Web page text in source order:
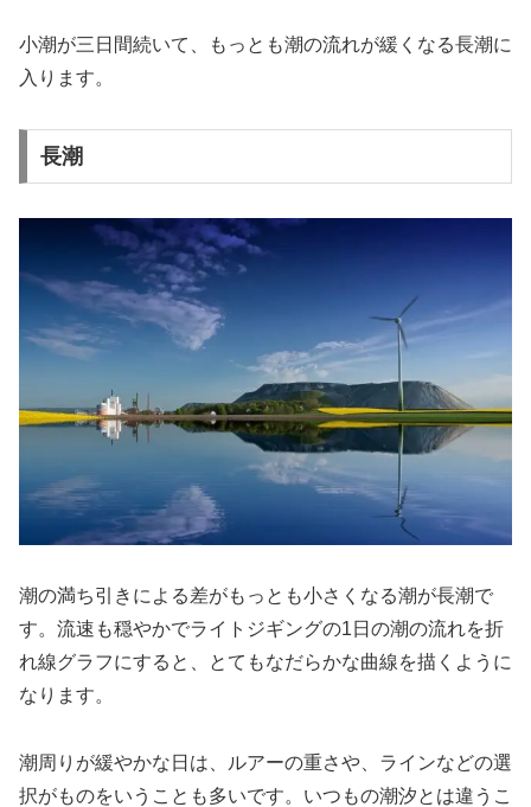
小潮が三日間続いて、もっとも潮の流れが緩くなる長潮に
入ります。
長潮
潮の満ち引きによる差がもっとも小さくなる潮が長潮で
す。流速も穏やかでライトジギングの1日の潮の流れを折
れ線グラフにすると、とてもなだらかな曲線を描くように
なります。
潮周りが緩やかな日は、ルアーの重さや、ラインなどの選
択がものをいうことも多いです。いつもの潮汐とは違うこ